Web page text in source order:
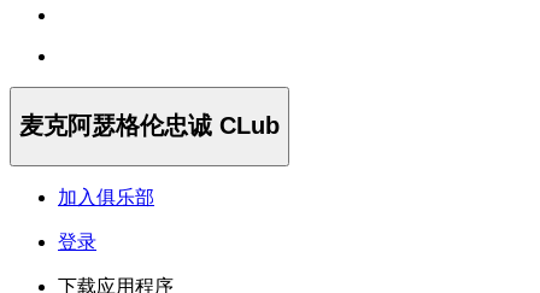
麦克阿瑟格伦忠诚 CLub
加入俱乐部
登录
下载应用程序